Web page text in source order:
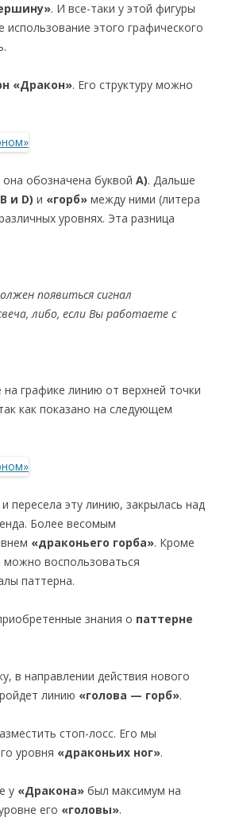
. И все-таки у этой фигуры
этого графического
«Дракон». Его структуру можно
она обозначена буквой А). Дальше
и D) и «горб» между ними (литера
уровнях. Эта разница
появиться сигнал
либо, если Вы работаете с
графике линию от верхней точки
как показано на следующем
пересела эту линию, закрылась над
Более весомым
«драконьего горба». Кроме
можно воспользоваться
паттерна.
знания о паттерне
в направлении действия нового
линию «голова — горб».
стоп-лосс. Его мы
уровня «драконьих ног».
у «Дракона» был максимум на
его «головы».